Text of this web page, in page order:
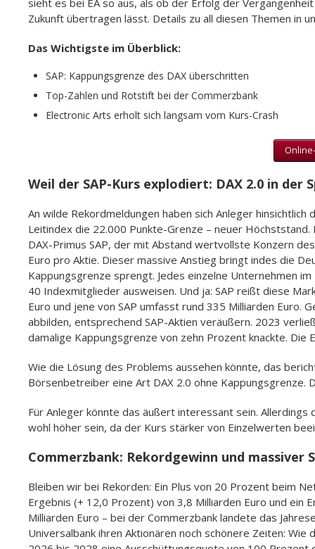
sieht es bei EA so aus, als ob der Erfolg der
Zukunft übertragen lässt. Details zu all diesen Themen in
Das Wichtigste im Überblick:
SAP: Kappungsgrenze des DAX überschritten
Top-Zahlen und Rotstift bei der Commerzbank
Electronic Arts erholt sich langsam vom Kurs-Crash
Weil der SAP-Kurs explodiert: DAX 2.0 in der
An wilde Rekordmeldungen haben sich Anleger
Leitindex die 22.000 Punkte-Grenze – neuer
DAX-Primus SAP, der mit Abstand wertvollste Konzern
Euro pro Aktie. Dieser massive Anstieg bringt indes die
Kappungsgrenze sprengt. Jedes einzelne Unternehmen
40 Indexmitglieder ausweisen. Und ja: SAP reißt diese
Euro und jene von SAP umfasst rund 335 Milliarden Euro.
abbilden, entsprechend SAP-Aktien veräußern. 2023
damalige Kappungsgrenze von zehn Prozent knackte.
Wie die Lösung des Problems aussehen könnte, das
Börsenbetreiber eine Art DAX 2.0 ohne Kappungsgrenze.
Für Anleger könnte das äußert interessant sein.
wohl höher sein, da der Kurs stärker von Einzelwerten
Commerzbank: Rekordgewinn und massiver
Bleiben wir bei Rekorden: Ein Plus von 20 Prozent beim
Ergebnis (+ 12,0 Prozent) von 3,8 Milliarden Euro und ein
Milliarden Euro – bei der Commerzbank landete das
Universalbank ihren Aktionären noch schönere Zeiten: